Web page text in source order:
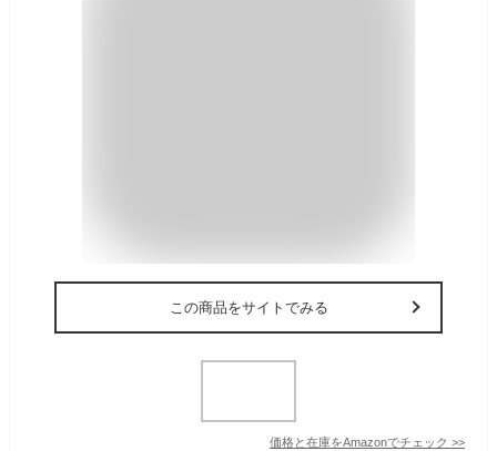
この商品をサイトでみる
価格と在庫をAmazonでチェック >>